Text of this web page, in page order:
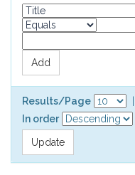
Results/Page
In order